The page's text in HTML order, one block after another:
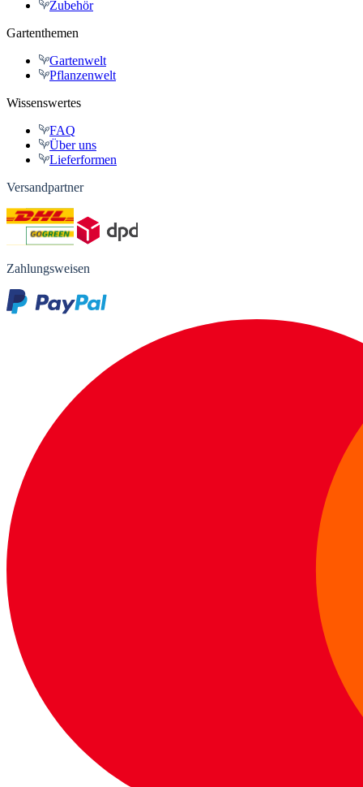
Zubehör
Gartenthemen
Gartenwelt
Pflanzenwelt
Wissenswertes
FAQ
Über uns
Lieferformen
Versandpartner
Zahlungsweisen